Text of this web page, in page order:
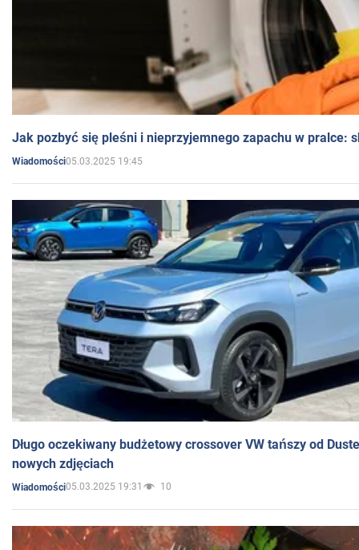
Jak pozbyć się pleśni i nieprzyjemnego zapachu w pralce:
Wiadomości05.03.2025 19:45
Długo oczekiwany budżetowy crossover VW tańszy od
nowych zdjęciach
Wiadomości05.03.2025 19:31 10